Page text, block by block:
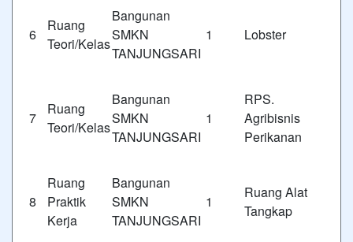
6
Ruang
Teori/Kelas
Bangunan
SMKN 1
TANJUNGSARI
Lobster
7
Ruang
Teori/Kelas
Bangunan
SMKN 1
TANJUNGSARI
RPS.
Agribisnis
Perikanan
8
Ruang
Praktik
Kerja
Bangunan
SMKN 1
TANJUNGSARI
Ruang Alat
Tangkap